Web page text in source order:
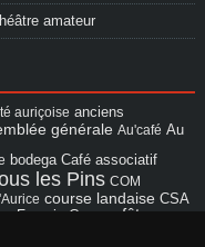
amateur
auriçoise anciens
générale Au'café Au
bodega Café associatif
les Pins COM
course landaise CSA
Francis Cazaux
fêtes